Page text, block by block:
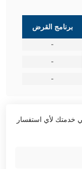
برنامج القرض
-
-
-
خدمتك لأي استفسار